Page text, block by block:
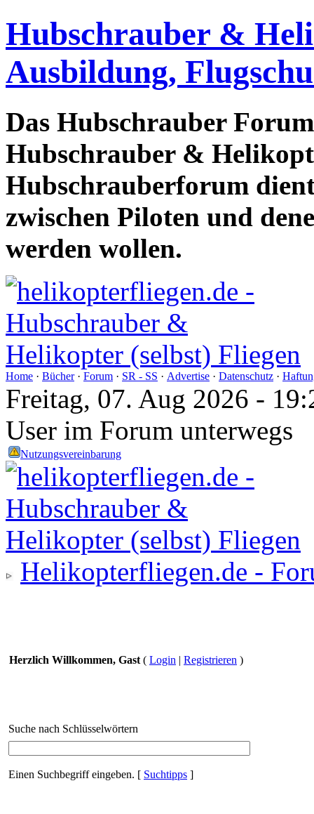
Hubschrauber &
Ausbildung,
Das Hubschrauber
Hubschrauber &
Hubschrauberforum
zwischen Piloten und
werden wollen.
Home · Bücher· Forum · SR - SS · Advertise · Datenschutz ·
Freitag, 07. Aug 2026 -
User im Forum unterwegs
Nutzungsvereinbarung
Helikopterfliegen.de -
Herzlich Willkommen, Gast ( Login | Registrieren )
Suche nach Schlüsselwörtern
Einen Suchbegriff eingeben. [ Suchtipps ]